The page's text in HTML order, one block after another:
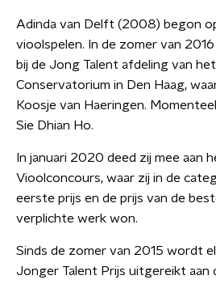
Adinda van Delft (2008) begon
vioolspelen. In de zomer van
bij de Jong Talent afdeling van
Conservatorium in Den Haag,
Koosje van Haeringen.
Sie Dhian Ho.
In januari 2020 deed zij mee aan
Vioolconcours, waar zij in de
eerste prijs en de prijs van de
verplichte werk won.
Sinds de zomer van 2015 wordt
Jonger Talent Prijs uitgereikt aan